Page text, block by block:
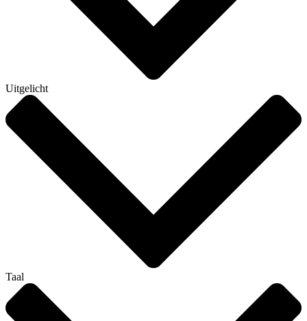
Uitgelicht
Taal